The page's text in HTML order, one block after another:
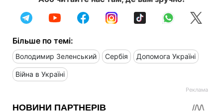
Більше по темі:
Володимир Зеленський Сербія Допомога Україні
Війна в Україні